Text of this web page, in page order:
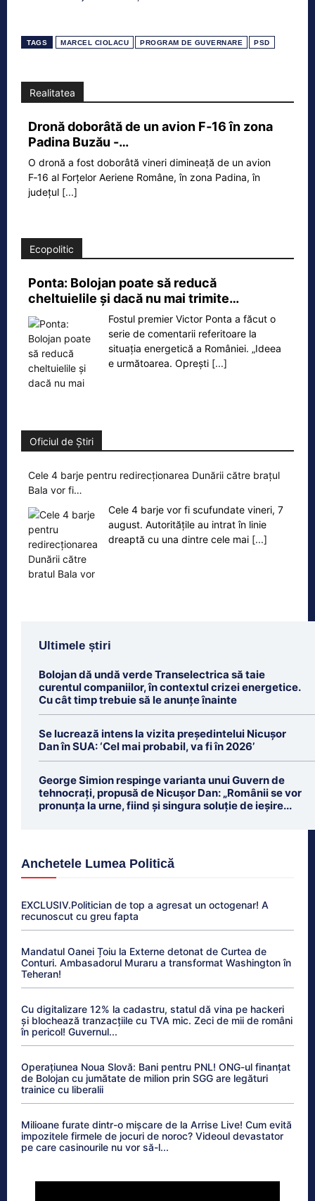
TAGS MARCEL CIOLACU PROGRAM DE GUVERNARE PSD
Realitatea
Dronă doborâtă de un avion F‑16 în zona
Padina Buzău -…
O dronă a fost doborâtă vineri dimineață de un avion
F‑16 al Forțelor Aeriene Române, în zona Padina, în
județul [...]
Ecopolitic
Ponta: Bolojan poate să reducă
cheltuielile şi dacă nu mai trimite…
Fostul premier Victor Ponta a făcut o
serie de comentarii referitoare la
situația energetică a României. „Ideea
e următoarea. Oprești [...]
Oficiul de Știri
Cele 4 barje pentru redirecționarea Dunării către brațul
Bala vor fi…
Cele 4 barje vor fi scufundate vineri, 7
august. Autoritățile au intrat în linie
dreaptă cu una dintre cele mai [...]
Ultimele știri
Bolojan dă undă verde Transelectrica să taie
curentul companiilor, în contextul crizei energetice.
Cu cât timp trebuie să le anunțe înainte
Se lucrează intens la vizita președintelui Nicușor
Dan în SUA: ‘Cel mai probabil, va fi în 2026’
George Simion respinge varianta unui Guvern de
tehnocrați, propusă de Nicușor Dan: „Românii se vor
pronunța la urne, fiind și singura soluție de ieșire...
Anchetele Lumea Politică
EXCLUSIV.Politician de top a agresat un octogenar! A
recunoscut cu greu fapta
Mandatul Oanei Țoiu la Externe detonat de Curtea de
Conturi. Ambasadorul Muraru a transformat Washington în
Teheran!
Cu digitalizare 12% la cadastru, statul dă vina pe hackeri
și blochează tranzacțiile cu TVA mic. Zeci de mii de români
în pericol! Guvernul...
Operațiunea Noua Slovă: Bani pentru PNL! ONG-ul finanțat
de Bolojan cu jumătate de milion prin SGG are legături
trainice cu liberalii
Milioane furate dintr-o mișcare de la Arrise Live! Cum evită
impozitele firmele de jocuri de noroc? Videoul devastator
pe care casinourile nu vor să-l...